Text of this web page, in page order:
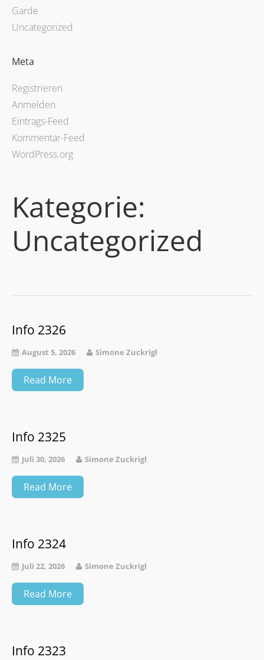
Garde
Uncategorized
Meta
Registrieren
Anmelden
Eintrags-Feed
Kommentar-Feed
WordPress.org
Kategorie:
Uncategorized
Info 2326
August 5, 2026 Simone Zuckrigl
Read More
Info 2325
Juli 30, 2026 Simone Zuckrigl
Read More
Info 2324
Juli 22, 2026 Simone Zuckrigl
Read More
Info 2323